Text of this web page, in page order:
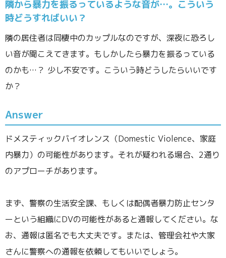
隣から暴力を振るっているような音が…。こういう
時どうすればいい？
隣の居住者は同棲中のカップルなのですが、深夜に恐ろし
い音が聞こえてきます。もしかしたら暴力を振るっている
のかも…？ 少し不安です。こういう時どうしたらいいです
か？
Answer
ドメスティックバイオレンス（Domestic Violence、家庭
内暴力）の可能性があります。それが疑われる場合、2通り
のアプローチがあります。
まず、警察の生活安全課、もしくは配偶者暴力防止センタ
ーという組織にDVの可能性があると通報してください。な
お、通報は匿名でも大丈夫です。または、管理会社や大家
さんに警察への通報を依頼してもいいでしょう。